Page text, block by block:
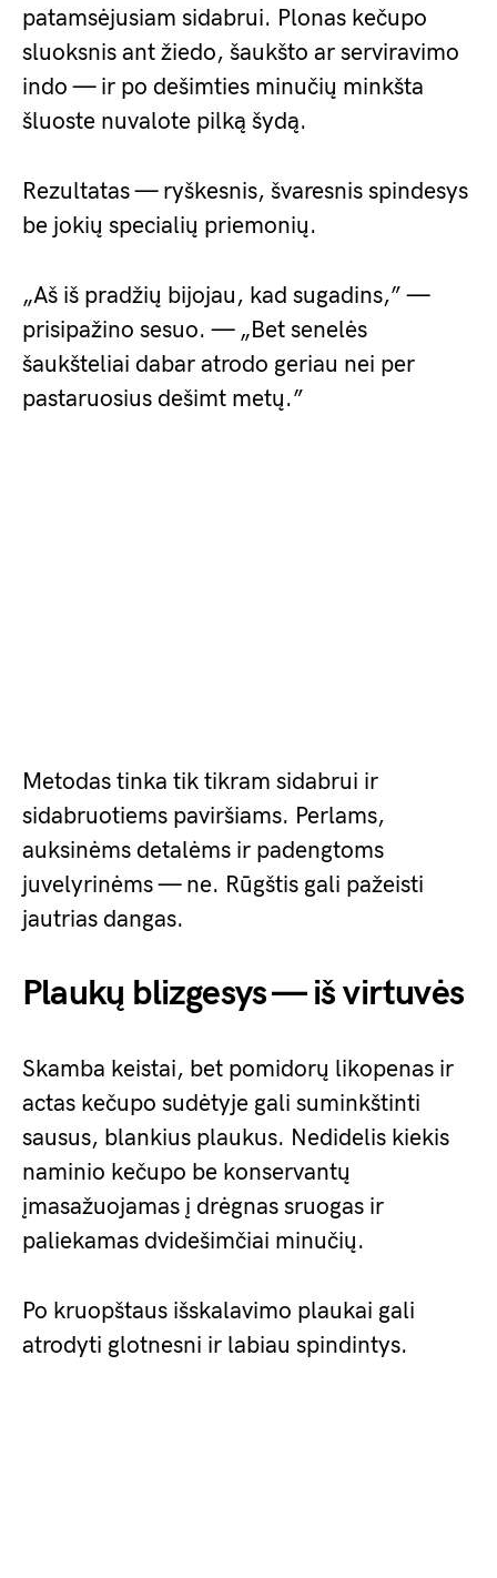
patamsėjusiam sidabrui. Plonas kečupo
sluoksnis ant žiedo, šaukšto ar serviravimo
indo — ir po dešimties minučių minkšta
šluoste nuvalote pilką šydą.
Rezultatas — ryškesnis, švaresnis spindesys
be jokių specialių priemonių.
„Aš iš pradžių bijojau, kad sugadins,” —
prisipažino sesuo. — „Bet senelės
šaukšteliai dabar atrodo geriau nei per
pastaruosius dešimt metų.”
Metodas tinka tik tikram sidabrui ir
sidabruotiems paviršiams. Perlams,
auksinėms detalėms ir padengtoms
juvelyrinėms — ne. Rūgštis gali pažeisti
jautrias dangas.
Plaukų blizgesys — iš virtuvės
Skamba keistai, bet pomidorų likopenas ir
actas kečupo sudėtyje gali suminkštinti
sausus, blankius plaukus. Nedidelis kiekis
naminio kečupo be konservantų
įmasažuojamas į drėgnas sruogas ir
paliekamas dvidešimčiai minučių.
Po kruopštaus išskalavimo plaukai gali
atrodyti glotnesni ir labiau spindintys.